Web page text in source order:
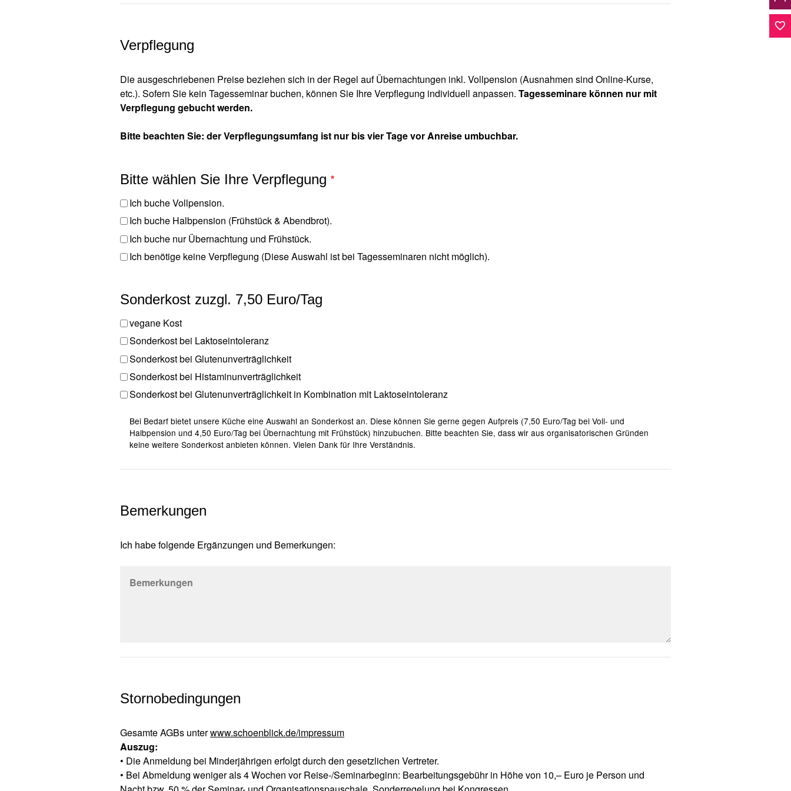
Verpflegung
Die ausgeschriebenen Preise beziehen sich in der Regel auf Übernachtungen inkl. Vollpension (Ausnahmen sind Online-Kurse,
etc.). Sofern Sie kein Tagesseminar buchen, können Sie Ihre Verpflegung individuell anpassen. Tagesseminare können nur mit
Verpflegung gebucht werden.
Bitte beachten Sie: der Verpflegungsumfang ist nur bis vier Tage vor Anreise umbuchbar.
Bitte wählen Sie Ihre Verpflegung
Ich buche Vollpension.
Ich buche Halbpension (Frühstück & Abendbrot).
Ich buche nur Übernachtung und Frühstück.
Ich benötige keine Verpflegung (Diese Auswahl ist bei Tagesseminaren nicht möglich).
Sonderkost zuzgl. 7,50 Euro/Tag
vegane Kost
Sonderkost bei Laktoseintoleranz
Sonderkost bei Glutenunverträglichkeit
Sonderkost bei Histaminunverträglichkeit
Sonderkost bei Glutenunverträglichkeit in Kombination mit Laktoseintoleranz
Bei Bedarf bietet unsere Küche eine Auswahl an Sonderkost an. Diese können Sie gerne gegen Aufpreis (7,50 Euro/Tag bei Voll- und
Halbpension und 4,50 Euro/Tag bei Übernachtung mit Frühstück) hinzubuchen. Bitte beachten Sie, dass wir aus organisatorischen Gründen
keine weitere Sonderkost anbieten können. Vielen Dank für Ihre Verständnis.
Bemerkungen
Ich habe folgende Ergänzungen und Bemerkungen:
Bemerkungen
Stornobedingungen
Gesamte AGBs unterwww.schoenblick.de/impressum
Auszug:
• Die Anmeldung bei Minderjährigen erfolgt durch den gesetzlichen Vertreter.
• Bei Abmeldung weniger als 4 Wochen vor Reise-/Seminarbeginn: Bearbeitungsgebühr in Höhe von 10,– Euro je Person und
favorite_border